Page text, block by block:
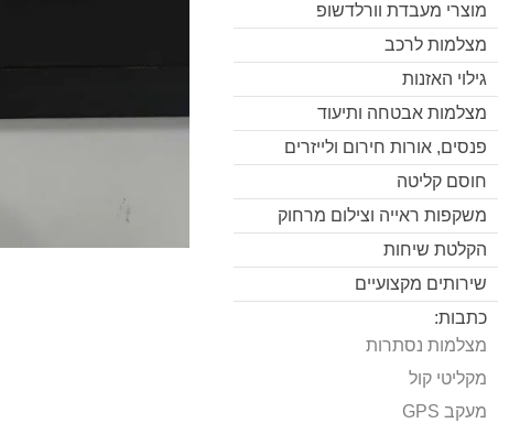
מוצרי מעבדת וורלדשופ
מצלמות לרכב
גילוי האזנות
מצלמות אבטחה ותיעוד
פנסים, אורות חירום ולייזרים
חוסם קליטה
משקפות ראייה וצילום מרחוק
הקלטת שיחות
שירותים מקצועיים
כתבות:
מצלמות נסתרות
מקליטי קול
מעקב GPS